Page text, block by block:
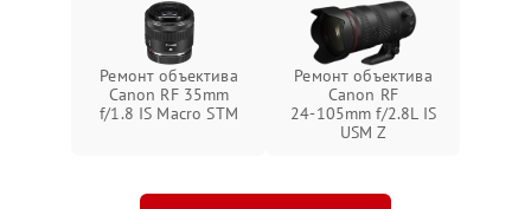
Ремонт объектива
Canon RF 35mm
f/1.8 IS Macro STM
Ремонт объектива
Canon RF
24‑105mm f/2.8L IS
USM Z